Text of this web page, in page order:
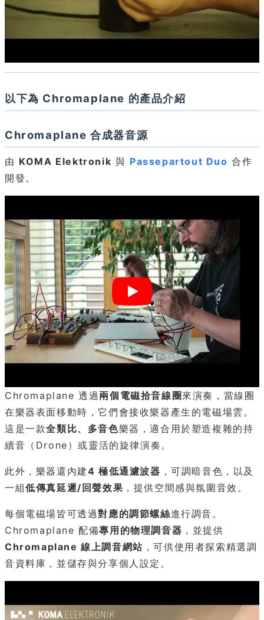
以下為 Chromaplane 的產品介紹
Chromaplane 合成器音源
由 KOMA Elektronik 與 Passepartout Duo 合作
開發。
Chromaplane 透過 兩個電磁拾音線圈來演奏，當線圈
在樂器表面移動時，它們會接收樂器產生的電磁場雲。
這是一款全類比、多音色樂器，適合用於塑造複雜的持
續音（Drone）或靈活的旋律演奏。
此外，樂器還內建4 極低通濾波器 ，可調暗音色，以及
一組低傳真延遲/回聲效果 ，提供空間感與氛圍音效。
每個電磁場皆可透過對應的調節螺絲進行調音。
Chromaplane 配備專用的物理調音器 ，並提供
Chromaplane 線上調音網站 ，可供使用者探索精選調
音資料庫，並儲存與分享個人設定。